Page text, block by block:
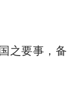
之要事，备